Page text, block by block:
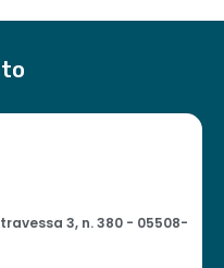
3, n. 380 - 05508-